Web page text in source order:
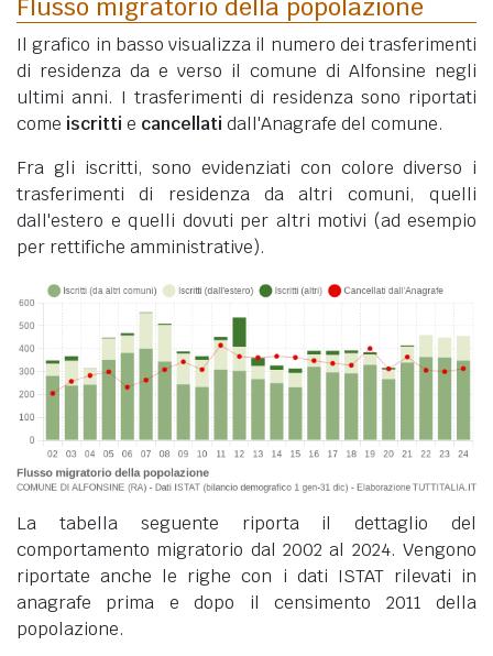
Flusso migratorio della popolazione
Il grafico in basso visualizza il numero dei trasferimenti
di residenza da e verso il comune di Alfonsine negli
ultimi anni. I trasferimenti di residenza sono riportati
come iscritti e cancellati dall'Anagrafe del comune.
Fra gli iscritti, sono evidenziati con colore diverso i
trasferimenti di residenza da altri comuni, quelli
dall'estero e quelli dovuti per altri motivi (ad esempio
per rettifiche amministrative).
La tabella seguente riporta il dettaglio del
comportamento migratorio dal 2002 al 2024. Vengono
riportate anche le righe con i dati ISTAT rilevati in
anagrafe prima e dopo il censimento 2011 della
popolazione.